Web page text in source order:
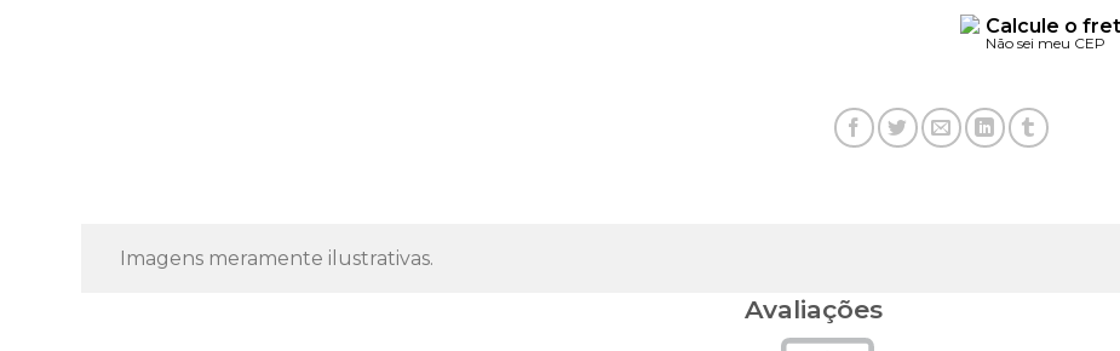
Calcule o
Não sei meu CEP
Imagens meramente ilustrativas.
Avaliações